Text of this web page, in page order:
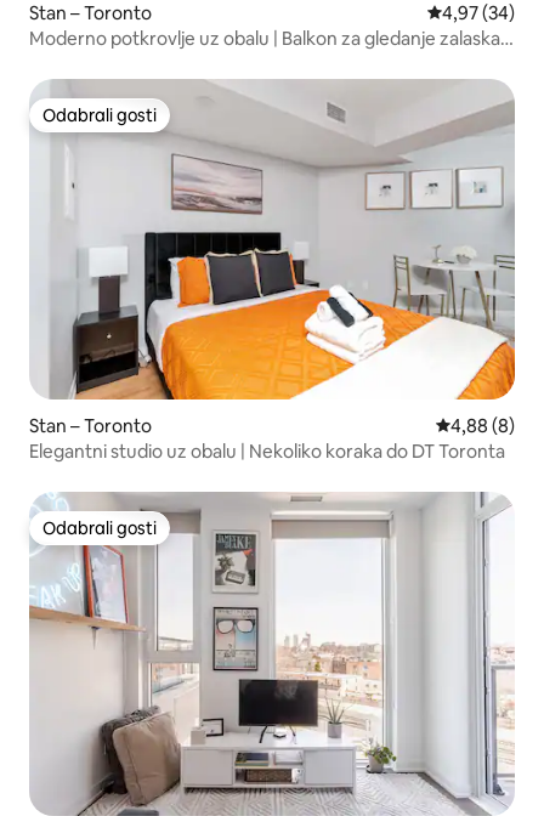
Stan – Toronto Prosječna
4,97 (34)
Moderno potkrovlje uz obalu | Balkon za gledanje zalaska
Odabrali gosti
Odabrali gosti
Stan – Toronto Prosječna
4,88 (8)
Elegantni studio uz obalu | Nekoliko koraka do DT Toronta
Odabrali gosti
Odabrali gosti